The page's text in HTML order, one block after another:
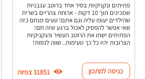
פתיתים ונקניקיות בסיר אחד ברוטב עגבניות
שמכינים תוך 10 דקות - ארוחת צהריים בשרית
שהילדים יעופו עליה וגם אתם! טעים מנחם כזה
שאי אפשר להפסיק לאכול ברגע שזה חם!
הפתיתים ישתו את הרוטב העשיר והנקניקיות
הצרובות יהיו כל כך טעימות.. שווה לנסות!
כניסה למתכון 31851 צפיות